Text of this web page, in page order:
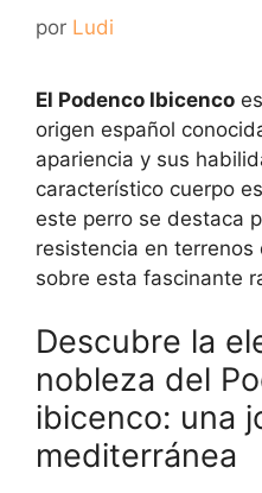
por Ludi
El Podenco Ibicenco
origen español
apariencia y sus
característico cuerpo
este perro se destaca
resistencia en terrenos
sobre esta fascinante
Descubre la
nobleza del
ibicenco: una
mediterránea